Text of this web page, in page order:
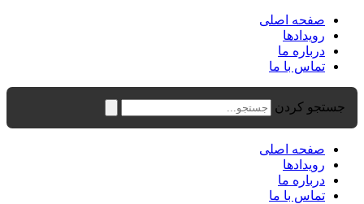
صفحه اصلی
رویدادها
درباره ما
تماس با ما
جستجو کردن
صفحه اصلی
رویدادها
درباره ما
تماس با ما